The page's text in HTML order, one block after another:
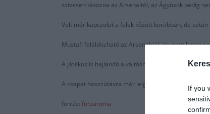
If you
szívesen távozna az Arsenaltól, az Ágyúsok pedig
Volt már kapcsolat a felek között korábban, de
Mustafi feláldozható az Arsenalnál, így nem lenne
A játékos is hajlandó a váltásra, fizetése évi 3 Millió
A csapat hosszútávra már leigazolta a török Cetint
forrás: forzaroma